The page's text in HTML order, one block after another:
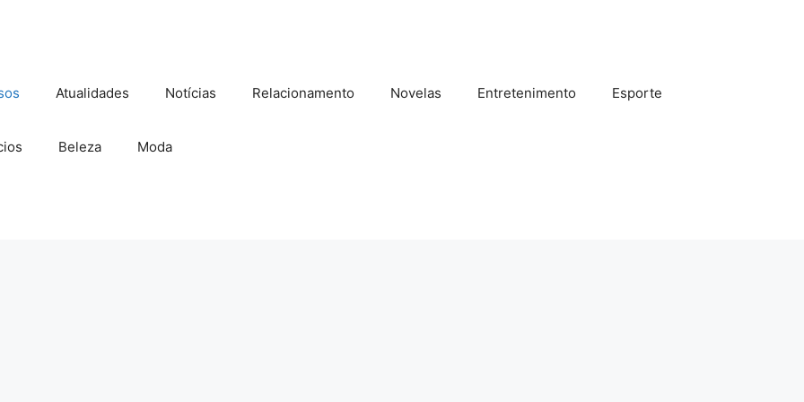
Atualidades Notícias Relacionamento Novelas Entretenimento Esporte
Beleza Moda